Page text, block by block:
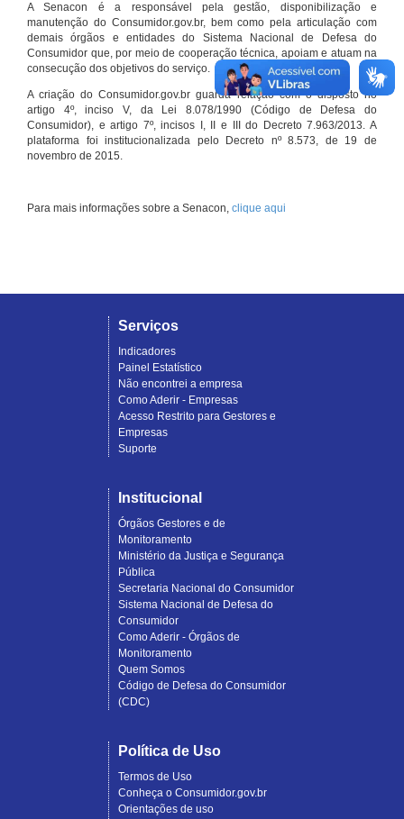
A Senacon é a responsável pela gestão, disponibilização e
manutenção do Consumidor.gov.br, bem como pela articulação com
demais órgãos e entidades do Sistema Nacional de Defesa do
Consumidor que, por meio de cooperação técnica, apoiam e atuam na
consecução dos objetivos do serviço.
A criação do Consumidor.gov.br guarda relação com o disposto no
artigo 4º, inciso V, da Lei 8.078/1990 (Código de Defesa do
Consumidor), e artigo 7º, incisos I, II e III do Decreto 7.963/2013. A
plataforma foi institucionalizada pelo Decreto nº 8.573, de 19 de
novembro de 2015.
Para mais informações sobre a Senacon, clique aqui
Serviços
Indicadores
Painel Estatístico
Não encontrei a empresa
Como Aderir - Empresas
Acesso Restrito para Gestores e
Empresas
Suporte
Institucional
Órgãos Gestores e de
Monitoramento
Ministério da Justiça e Segurança
Pública
Secretaria Nacional do Consumidor
Sistema Nacional de Defesa do
Consumidor
Como Aderir - Órgãos de
Monitoramento
Quem Somos
Código de Defesa do Consumidor
(CDC)
Política de Uso
Termos de Uso
Conheça o Consumidor.gov.br
Orientações de uso